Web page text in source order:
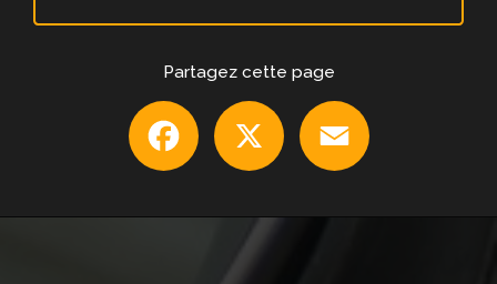
Partagez cette page
Facebook